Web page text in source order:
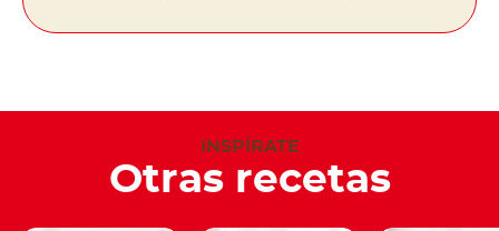
INSPÍRATE
Otras recetas